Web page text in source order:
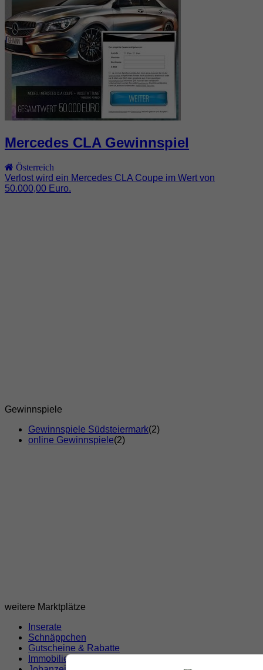
Mercedes CLA Gewinnspiel
Österreich
Verlost wird ein Mercedes CLA Coupe im Wert von
50.000,00 Euro.
Gewinnspiele
Gewinnspiele Südsteiermark(2)
online Gewinnspiele(2)
weitere Marktplätze
Inserate
Schnäppchen
Gutscheine & Rabatte
Immobilien